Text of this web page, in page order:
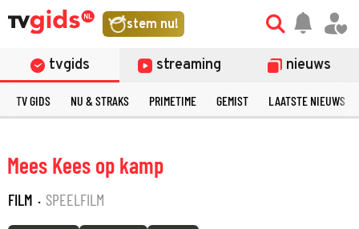
stem nu!
tvgids streaming nieuws
TV GIDS NU & STRAKS PRIMETIME GEMIST LAATSTE NIEUWS
Mees Kees op kamp
FILM · SPEELFILM